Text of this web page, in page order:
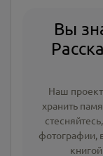
Вы
Наш
хранить
фотографии,